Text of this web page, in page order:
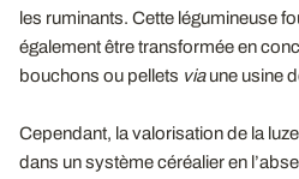
les ruminants. Cette légumineuse
également être transformée en
bouchons ou pellets viaune usine
Cependant, la valorisation de la
dans un système céréalier en